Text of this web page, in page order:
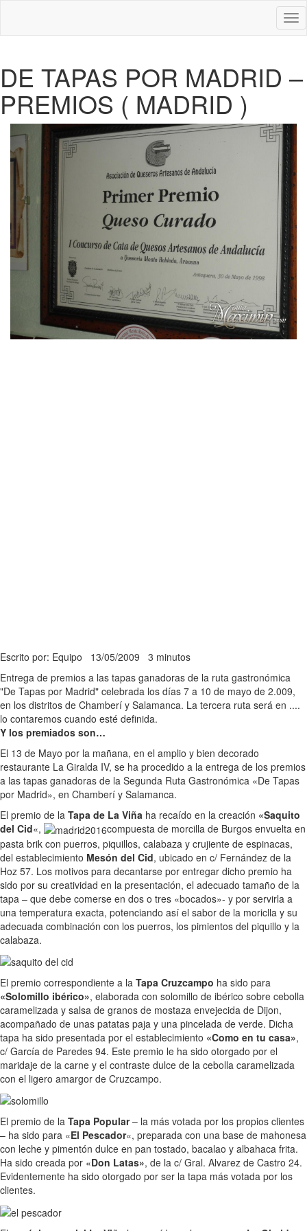
DE TAPAS POR MADRID –
PREMIOS ( MADRID )
Escrito por: Equipo 13/05/2009 3 minutos
Entrega de premios a las tapas ganadoras de la ruta gastronómica
"De Tapas por Madrid" celebrada los días 7 a 10 de mayo de 2.009,
en los distritos de Chamberí y Salamanca. La tercera ruta será en ....
lo contaremos cuando esté definida.
Y los premiados son…
El 13 de Mayo por la mañana, en el amplio y bien decorado
restaurante La Giralda IV, se ha procedido a la entrega de los premios
a las tapas ganadoras de la Segunda Ruta Gastronómica «De Tapas
por Madrid», en Chamberí y Salamanca.
El premio de la Tapa de La Viña ha recaído en la creación «Saquito
del Cid«,
compuesta de morcilla de Burgos envuelta en
pasta brik con puerros, piquillos, calabaza y crujiente de espinacas,
del establecimiento Mesón del Cid, ubicado en c/ Fernández de la
Hoz 57. Los motivos para decantarse por entregar dicho premio ha
sido por su creatividad en la presentación, el adecuado tamaño de la
tapa – que debe comerse en dos o tres «bocados»- y por servirla a
una temperatura exacta, potenciando así el sabor de la moriclla y su
adecuada combinación con los puerros, los pimientos del piquillo y la
calabaza.
El premio correspondiente a la Tapa Cruzcampo ha sido para
«Solomillo ibérico», elaborada con solomillo de ibérico sobre cebolla
caramelizada y salsa de granos de mostaza envejecida de Dijon,
acompañado de unas patatas paja y una pincelada de verde. Dicha
tapa ha sido presentada por el establecimiento «Como en tu casa»,
c/ García de Paredes 94. Este premio le ha sido otorgado por el
maridaje de la carne y el contraste dulce de la cebolla caramelizada
con el ligero amargor de Cruzcampo.
El premio de la Tapa Popular– la más votada por los propios clientes
– ha sido para «El Pescador«, preparada con una base de mahonesa
con leche y pimentón dulce en pan tostado, bacalao y albahaca frita.
Ha sido creada por «Don Latas», de la c/ Gral. Alvarez de Castro 24.
Evidentemente ha sido otorgado por ser la tapa más votada por los
clientes.